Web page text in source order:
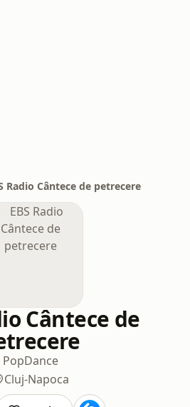
Radio Cântece de petrecere
Cântece de
PopDance
Cluj-Napoca